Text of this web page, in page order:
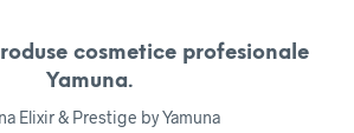
cosmetice profesionale
Yamuna.
Elixir & Prestige by Yamuna